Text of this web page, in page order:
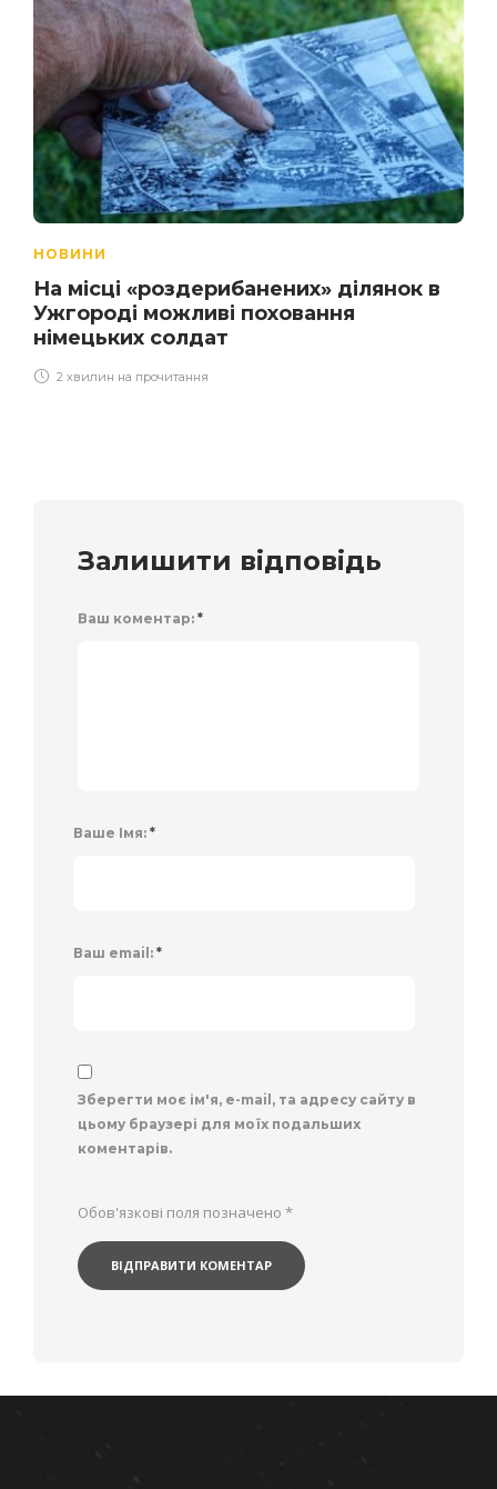
НОВИНИ
На місці «роздерибанених» ділянок в
Ужгороді можливі поховання
німецьких солдат
2 хвилин на прочитання
Залишити відповідь
Ваш коментар: *
Ваше Імя: *
Ваш email: *
Зберегти моє ім'я, e-mail, та адресу сайту в
цьому браузері для моїх подальших
коментарів.
Обов'язкові поля позначено *